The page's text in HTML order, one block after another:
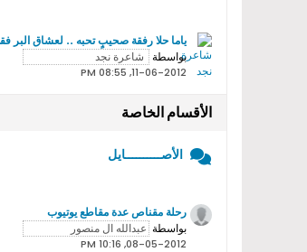
ياما حلا رفقة صحيبٍ تحبه .. لعشاق البر
بواسطة
11-06-2012, 08:55 PM
الأقسام الخاصة
الأصــــــــــايل
رحلة مقناص عدة مقاطع يوتيوب
بواسطة
08-05-2012, 10:16 PM